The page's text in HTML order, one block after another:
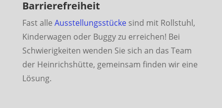
Barrierefreiheit
Fast alle Ausstellungsstückesind mit Rollstuhl,
Kinderwagen oder Buggy zu erreichen! Bei
Schwierigkeiten wenden Sie sich an das Team
der Heinrichshütte, gemeinsam finden wir eine
Lösung.